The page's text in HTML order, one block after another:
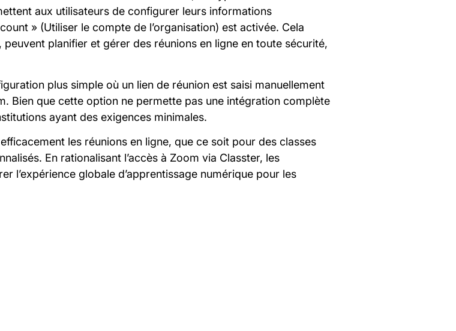
aux utilisateurs de configurer leurs informations
» (Utiliser le compte de l’organisation) est activée. Cela
planifier et gérer des réunions en ligne en toute sécurité,
plus simple où un lien de réunion est saisi manuellement
Bien que cette option ne permette pas une intégration complète
ayant des exigences minimales.
les réunions en ligne, que ce soit pour des classes
En rationalisant l’accès à Zoom via Classter, les
l’expérience globale d’apprentissage numérique pour les